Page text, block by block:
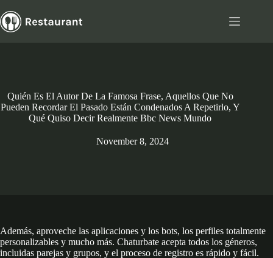
to
content
Quién Es El Autor De La Famosa Frase, Aquellos Que No
Pueden Recordar El Pasado Están Condenados A Repetirlo, Y
Qué Quiso Decir Realmente Bbc News Mundo
November 8, 2024
Además, aproveche las aplicaciones y los bots, los perfiles totalmente
personalizables y mucho más. Chaturbate acepta todos los géneros,
incluidas parejas y grupos, y el proceso de registro es rápido y fácil.